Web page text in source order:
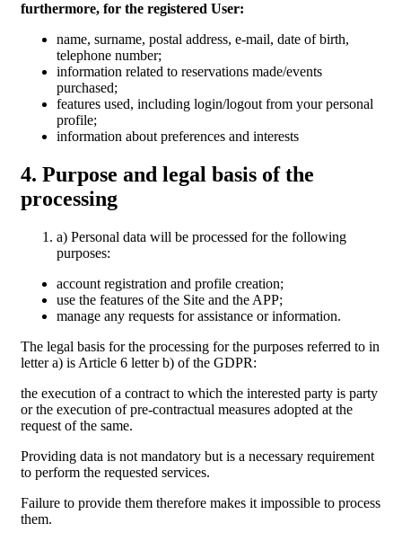
furthermore, for the registered User:
name, surname, postal address, e-mail, date of birth,
telephone number;
information related to reservations made/events
purchased;
features used, including login/logout from your personal
profile;
information about preferences and interests
4. Purpose and legal basis of the
processing
a) Personal data will be processed for the following
purposes:
account registration and profile creation;
use the features of the Site and the APP;
manage any requests for assistance or information.
The legal basis for the processing for the purposes referred to in
letter a) is Article 6 letter b) of the GDPR:
the execution of a contract to which the interested party is party
or the execution of pre-contractual measures adopted at the
request of the same.
Providing data is not mandatory but is a necessary requirement
to perform the requested services.
Failure to provide them therefore makes it impossible to process
them.